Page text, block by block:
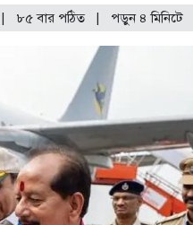
| ৮৫ বার পঠিত | পড়ুন ৪ মিনিটে